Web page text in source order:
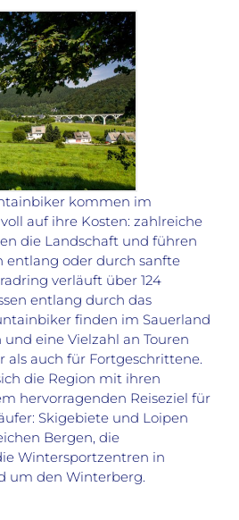
kommen im
auf ihre Kosten: zahlreiche
die Landschaft und führen
entlang oder durch sanfte
verläuft über 124
entlang durch das
finden im Sauerland
eine Vielzahl an Touren
als auch für Fortgeschrittene.
die Region mit ihren
hervorragenden Reiseziel für
Skigebiete und Loipen
Bergen, die
Wintersportzentren in
um den Winterberg.